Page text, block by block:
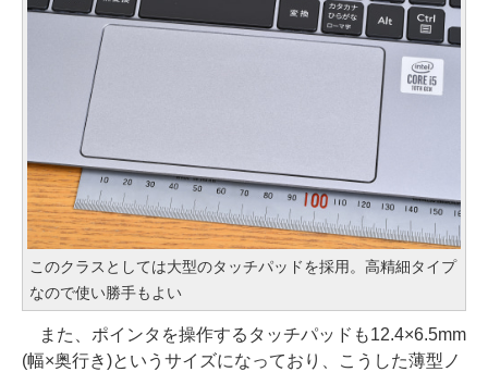
このクラスとしては大型のタッチパッドを採用。高精細タイプ
なので使い勝手もよい
また、ポインタを操作するタッチパッドも12.4×6.5mm
(幅×奥行き)というサイズになっており、こうした薄型ノ